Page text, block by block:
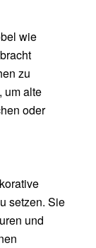
wie
zu
um alte
oder
setzen. Sie
und